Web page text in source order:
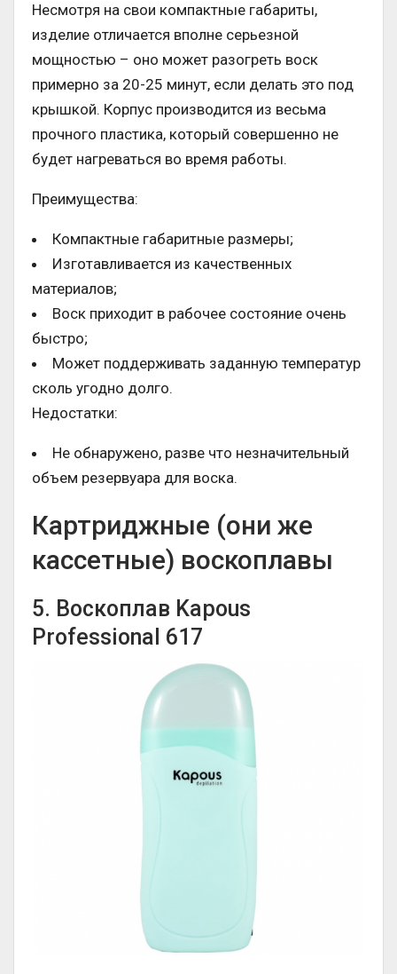
Несмотря на свои компактные габариты,
изделие отличается вполне серьезной
мощностью – оно может разогреть воск
примерно за 20-25 минут, если делать это под
крышкой. Корпус производится из весьма
прочного пластика, который совершенно не
будет нагреваться во время работы.
Преимущества:
Компактные габаритные размеры;
Изготавливается из качественных
материалов;
Воск приходит в рабочее состояние очень
быстро;
Может поддерживать заданную температур
сколь угодно долго.
Недостатки:
Не обнаружено, разве что незначительный
объем резервуара для воска.
Картриджные (они же
кассетные) воскоплавы
5. Воскоплав Kapous
Professional 617